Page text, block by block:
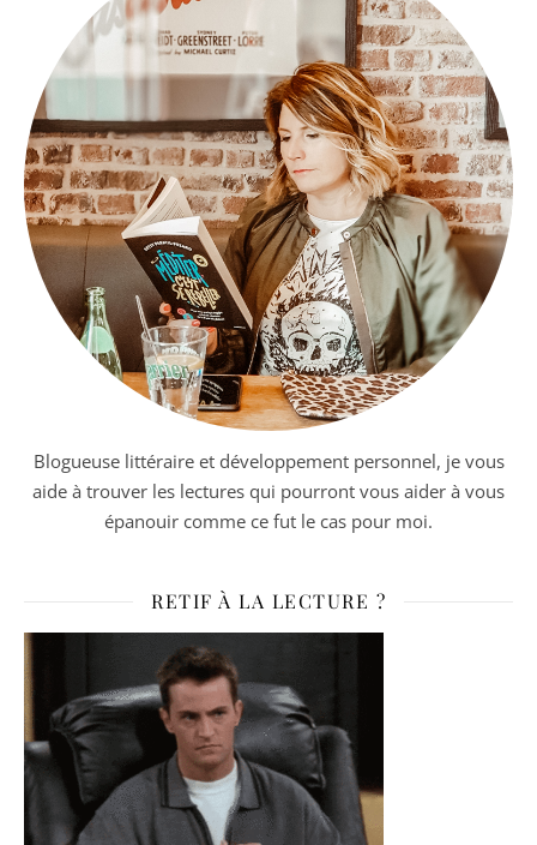
Blogueuse littéraire et développement personnel, je vous
aide à trouver les lectures qui pourront vous aider à vous
épanouir comme ce fut le cas pour moi.
RETIF À LA LECTURE ?